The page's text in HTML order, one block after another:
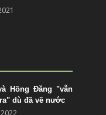
Hồng Đăng "vẫn
dù đã về nước